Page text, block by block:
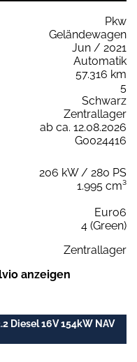
Pkw
Geländewagen
Jun / 2021
Automatik
57.316 km
5
Schwarz
Zentrallager
ab ca. 12.08.2026
G0024416
206 kW / 280 PS
1.995 cm³
Euro6
4 (Green)
Zentrallager
anzeigen
Diesel 16V 154kW NAV